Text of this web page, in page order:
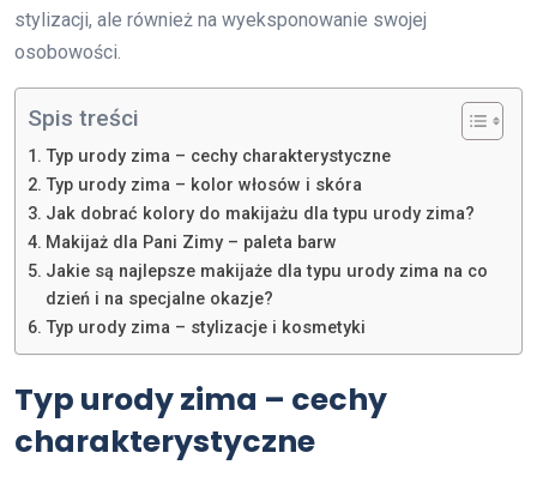
stylizacji, ale również na wyeksponowanie swojej
osobowości.
Spis treści
Typ urody zima – cechy charakterystyczne
Typ urody zima – kolor włosów i skóra
Jak dobrać kolory do makijażu dla typu urody zima?
Makijaż dla Pani Zimy – paleta barw
Jakie są najlepsze makijaże dla typu urody zima na co
dzień i na specjalne okazje?
Typ urody zima – stylizacje i kosmetyki
Typ urody zima – cechy
charakterystyczne